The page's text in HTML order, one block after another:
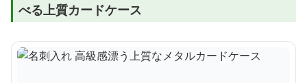
べる上質カードケース